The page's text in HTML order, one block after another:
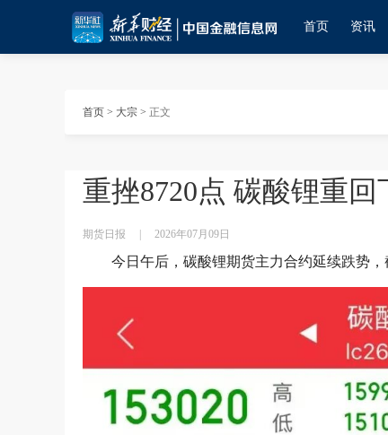
首页 资讯
首页 > 大宗 > 正文
重挫8720点 碳酸锂重回
期货日报 2026年07月09日
今日午后，碳酸锂期货主力合约延续跌势，